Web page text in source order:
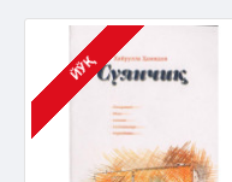
ЙЎҚ